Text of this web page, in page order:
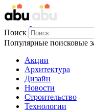
Поиск
Популярные поисковые
Акции
Архитектура
Дизайн
Новости
Строительство
Технологии